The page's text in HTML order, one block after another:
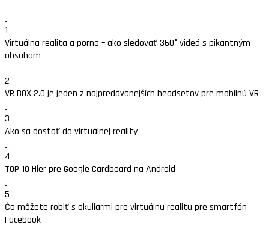
1
Virtuálna realita a porno – ako sledovať 360° videá s pikantným
obsahom
2
VR BOX 2.0 je jeden z najpredávanejších headsetov pre mobilnú VR
3
Ako sa dostať do virtuálnej reality
4
TOP 10 Hier pre Google Cardboard na Android
5
Čo môžete robiť s okuliarmi pre virtuálnu realitu pre smartfón
Facebook